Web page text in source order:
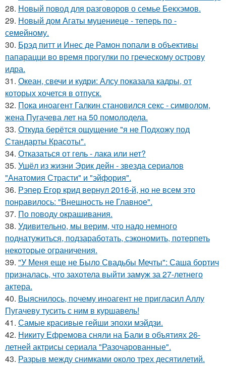
28. Новый повод для разговоров о семье Бекхэмов.
29. Новый дом Агаты муцениеце - теперь по -
семейному.
30. Брэд питт и Инес де Рамон попали в объективы
папарацци во время прогулки по греческому острову
идра.
31. Океан, свечи и кудри: Алсу показала кадры, от
которых хочется в отпуск.
32. Пока иноагент Галкин становился секс - символом,
жена Пугачева лет на 50 помолодела.
33. Откуда берётся ощущение "я не Подхожу под
Стандарты Красоты".
34. Отказаться от гель - лака или нет?
35. Ушёл из жизни Эрик дейн - звезда сериалов
"Анатомия Страсти" и "эйфория".
36. Рэпер Егор крид вернул 2016-й, но не всем это
понравилось: "Внешность не Главное".
37. По поводу окрашивания.
38. Удивительно, мы верим, что надо немного
поднатужиться, подзаработать, сэкономить, потерпеть
некоторые ограничения.
39. "У Меня еще не Было Свадьбы Мечты": Саша бортич
призналась, что захотела выйти замуж за 27-летнего
актера.
40. Выяснилось, почему иноагент не пригласил Аллу
Пугачеву тусить с ним в куршавель!
41. Самые красивые гейши эпохи мэйдзи.
42. Никиту Ефремова сняли на Бали в объятиях 26-
летней актрисы сериала "Разочарованные".
43. Разрыв между снимками около трех десятилетий.